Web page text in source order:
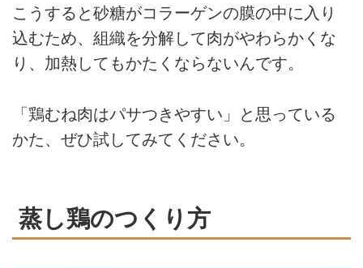
こうすると砂糖がコラーゲンの膜の中に入り
込むため、組織を分解して肉がやわらかくな
り、加熱してもかたくならないんです。
「鶏むね肉はパサつきやすい」と思っている
かた、ぜひ試してみてください。
蒸し鶏のつくり方